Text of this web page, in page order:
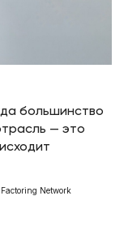
большинство
— это
Network